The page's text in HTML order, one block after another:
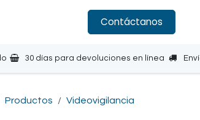
Contáctanos
30 días para devoluciones en línea
Productos Videovigilancia